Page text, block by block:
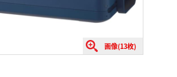
画像(13枚)